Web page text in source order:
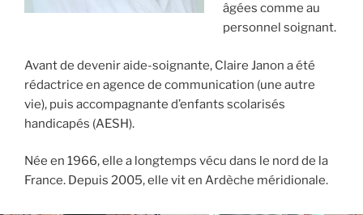
âgées comme au
personnel soignant.
Avant de devenir aide-soignante, Claire Janon a été
rédactrice en agence de communication (une autre
vie), puis accompagnante d’enfants scolarisés
handicapés (AESH).
Née en 1966, elle a longtemps vécu dans le nord de la
France. Depuis 2005, elle vit en Ardèche méridionale.